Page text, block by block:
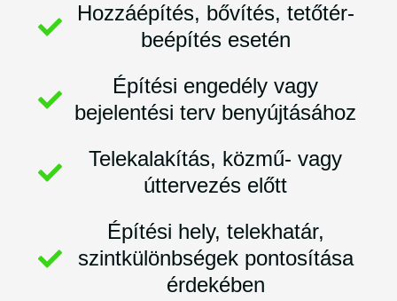
Hozzáépítés, bővítés, tetőtér-
beépítés esetén
Építési engedély vagy
bejelentési terv benyújtásához
Telekalakítás, közmű- vagy
úttervezés előtt
Építési hely, telekhatár,
szintkülönbségek pontosítása
érdekében